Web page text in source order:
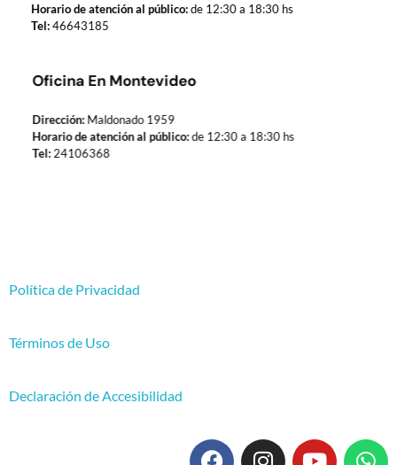
Horario de atención al público:de 12:30 a 18:30 hs
Tel:46643185
Oficina En Montevideo
Dirección:Maldonado 1959
Horario de atención al público:de 12:30 a 18:30 hs
Tel:24106368
Política de Privacidad
Términos de Uso
Declaración de Accesibilidad